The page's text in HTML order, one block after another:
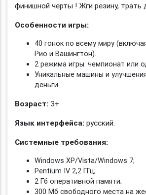
финишной черты ! Жги резину, трать
Особенности игры:
40 гонок по всему миру
Рио и Вашингтон).
2 режима игры: чемпионат или
Уникальные машины и
деньги.
Возраст: 3+
Язык интерфейса: русский.
Системные требования:
Windows XP/Vista/Windows 7;
Pentium IV 2,2 ГГц;
2 Гб оперативной памяти;
300 Мб свободного места на